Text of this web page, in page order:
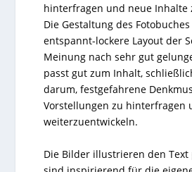
hinterfragen und neue Inhalte
Die Gestaltung des
entspannt-lockere Layout der
Meinung nach sehr gut
passt gut zum Inhalt,
darum, festgefahrene
Vorstellungen zu hinterfragen
weiterzuentwickeln.
Die Bilder illustrieren den Text